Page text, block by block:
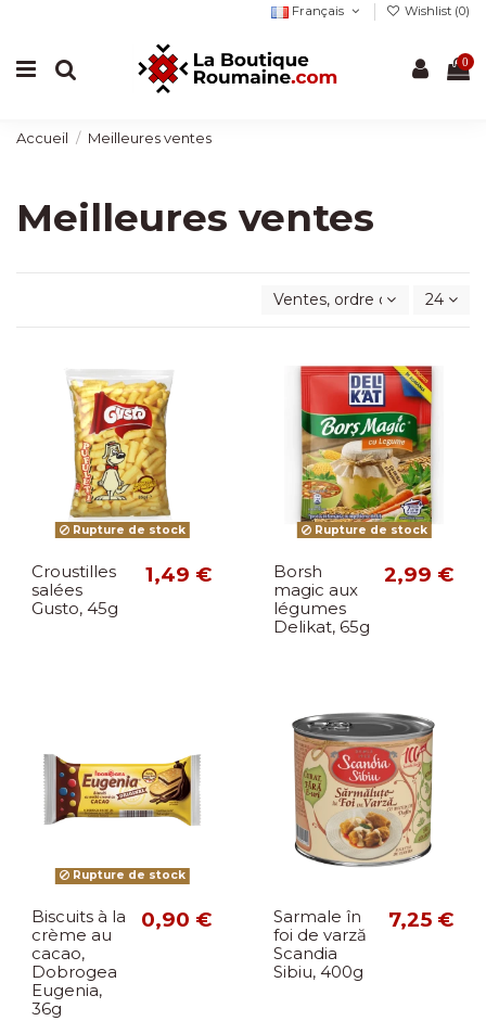
Français Wishlist (0)
0
Accueil Meilleures ventes
Meilleures ventes
Ventes, ordre décroissant
24
Rupture de stock
Croustilles
salées
Gusto, 45g
1,49 €
Rupture de stock
Borsh
magic aux
légumes
Delikat, 65g
2,99 €
Rupture de stock
Biscuits à la
crème au
cacao,
Dobrogea
Eugenia,
36g
0,90 €
Sarmale în
foi de varză
Scandia
Sibiu, 400g
7,25 €